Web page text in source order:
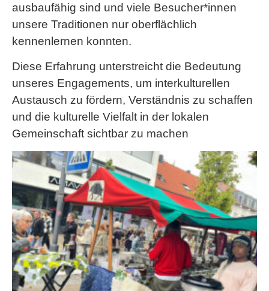
ausbaufähig sind und viele Besucher*innen
unsere Traditionen nur oberflächlich
kennenlernen konnten.
Diese Erfahrung unterstreicht die Bedeutung
unseres Engagements, um interkulturellen
Austausch zu fördern, Verständnis zu schaffen
und die kulturelle Vielfalt in der lokalen
Gemeinschaft sichtbar zu machen